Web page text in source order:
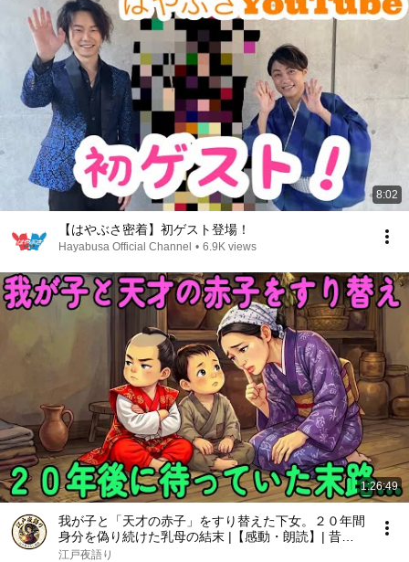
8:02
【はやぶさ密着】初ゲスト登場！
Hayabusa Official Channel • 6.9K views
1:26:49
我が子と「天才の赤子」をすり替えた下女。２０年間
身分を偽り続けた乳母の結末 |【感動・朗読】| 昔話 |
江戸時代の物語 | 時代劇
江戸夜語り